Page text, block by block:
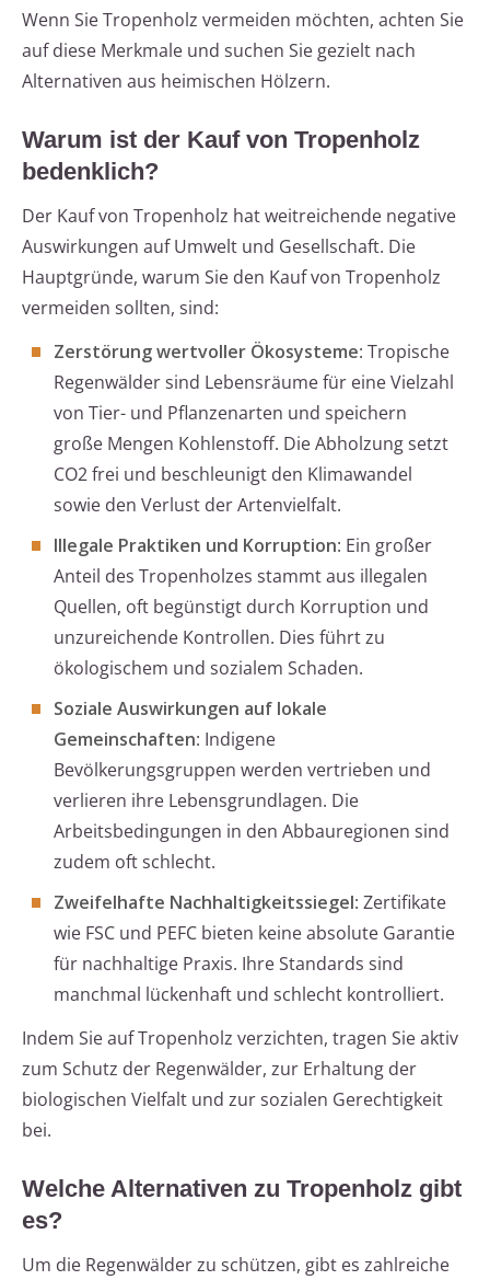
Wenn Sie Tropenholz vermeiden möchten, achten Sie
auf diese Merkmale und suchen Sie gezielt nach
Alternativen aus heimischen Hölzern.
Warum ist der Kauf von Tropenholz
bedenklich?
Der Kauf von Tropenholz hat weitreichende negative
Auswirkungen auf Umwelt und Gesellschaft. Die
Hauptgründe, warum Sie den Kauf von Tropenholz
vermeiden sollten, sind:
Zerstörung wertvoller Ökosysteme: Tropische
Regenwälder sind Lebensräume für eine Vielzahl
von Tier- und Pflanzenarten und speichern
große Mengen Kohlenstoff. Die Abholzung setzt
CO2 frei und beschleunigt den Klimawandel
sowie den Verlust der Artenvielfalt.
Illegale Praktiken und Korruption: Ein großer
Anteil des Tropenholzes stammt aus illegalen
Quellen, oft begünstigt durch Korruption und
unzureichende Kontrollen. Dies führt zu
ökologischem und sozialem Schaden.
Soziale Auswirkungen auf lokale
Gemeinschaften: Indigene
Bevölkerungsgruppen werden vertrieben und
verlieren ihre Lebensgrundlagen. Die
Arbeitsbedingungen in den Abbauregionen sind
zudem oft schlecht.
Zweifelhafte Nachhaltigkeitssiegel: Zertifikate
wie FSC und PEFC bieten keine absolute Garantie
für nachhaltige Praxis. Ihre Standards sind
manchmal lückenhaft und schlecht kontrolliert.
Indem Sie auf Tropenholz verzichten, tragen Sie aktiv
zum Schutz der Regenwälder, zur Erhaltung der
biologischen Vielfalt und zur sozialen Gerechtigkeit
bei.
Welche Alternativen zu Tropenholz gibt
es?
Um die Regenwälder zu schützen, gibt es zahlreiche